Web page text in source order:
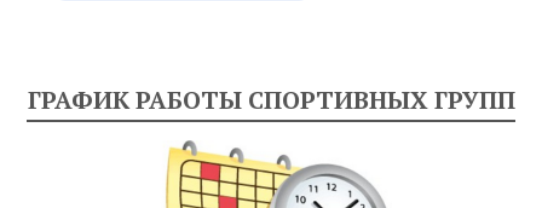
ГРАФИК РАБОТЫ СПОРТИВНЫХ ГРУПП